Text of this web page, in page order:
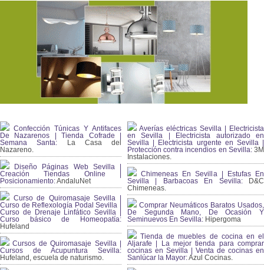
Confección Túnicas Y Antifaces
De Nazarenos | Tienda Cofrade |
Semana Santa: La Casa del
Nazareno.
Diseño Páginas Web Sevilla |
Creación Tiendas Online |
Posicionamiento:AndaluNet
Curso de Quiromasaje Sevilla |
Curso de Reflexología Podal Sevilla |
Curso de Drenaje Linfático Sevilla |
Curso básico de Homeopatía:
Hufeland
Cursos de Quiromasaje Sevilla |
Cursos de Acupuntura Sevilla:
Hufeland, escuela de naturismo.
Averías eléctricas Sevilla | Electricista
en Sevilla | Electricista autorizado en
Sevilla | Electricista urgente en Sevilla |
Protección contra incendios en Sevilla:3M
Instalaciones.
Chimeneas En Sevilla | Estufas En
Sevilla | Barbacoas En Sevilla:D&C
Chimeneas.
Comprar Neumáticos Baratos Usados,
De Segunda Mano, De Ocasión Y
Seminuevos En Sevilla: Hipergoma
Tienda de muebles de cocina en el
Aljarafe | La mejor tienda para comprar
cocinas en Sevilla | Venta de cocinas en
Sanlúcar la Mayor:Azul Cocinas.